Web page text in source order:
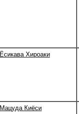
Ёсикава Хироаки
Мацуда Киёси